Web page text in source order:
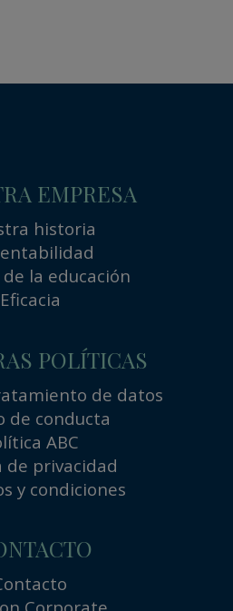
EMPRESA
historia
la educación
Eficacia
POLÍTICAS
de datos
de conducta
ABC
de privacidad
y condiciones